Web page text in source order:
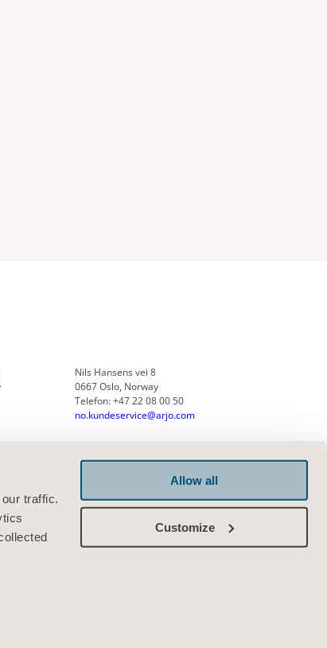
traffic.
Allow all
Customize
Nils Hansens vei 8
0667 Oslo, Norway
Telefon: +47 22 08 00 50
no.kundeservice@arjo.com